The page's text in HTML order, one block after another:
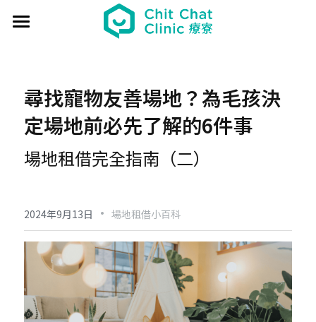
最新動態 Event
日本香遊 - 香道體驗
過往活動 Past
《真相追尋者》十字路口篇
日本香の占卜🎐
文化美食夜
療寮看電影
展覽 Exhibition
《島工》職業醫學社區展
《邊界》概念藝術展
《休日》創作聯展
療癒 & 心靈 Wellness
板橋輕運動
實青小學堂+
實體課程 Course
板橋運動教室
新北輕騎行
給香港人的國語課
西多士 粵語劇場
守護華江人工濕地
場地租借 Venue
場地租借
共享空間
現場環境
部落格 Blog
聯絡我們 Contact us
登錄/註冊
尋找寵物友善場地？為毛孩決
定場地前必先了解的6件事
場地租借完全指南（二）
2024年9月13日 · 場地租借小百科